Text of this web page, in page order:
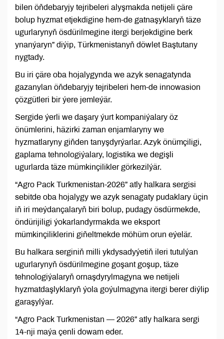
bilen öňdebaryjy tejribeleri alyşmakda netijeli çäre
bolup hyzmat etjekdigine hem-de gatnaşyklaryň täze
ugurlarynyň ösdürilmegine itergi berjekdigine berk
ynanýaryn” diýip, Türkmenistanyň döwlet Baştutany
nygtady.
Bu iri çäre oba hojalygynda we azyk senagatynda
gazanylan öňdebaryjy tejribeleri hem-de innowasion
çözgütleri bir ýere jemleýär.
Sergide ýerli we daşary ýurt kompaniýalary öz
önümlerini, häzirki zaman enjamlaryny we
hyzmatlaryny giňden tanyşdyrýarlar. Azyk önümçiligi,
gaplama tehnologiýalary, logistika we degişli
ugurlarda täze mümkinçilikler görkezilýär.
“Agro Pack Turkmenistan-2026” atly halkara sergisi
sebitde oba hojalygy we azyk senagaty pudaklary üçin
iň iri meýdançalaryň biri bolup, pudagy ösdürmekde,
öndürijiligi ýokarlandyrmakda we eksport
mümkinçiliklerini giňeltmekde möhüm orun eýelär.
Bu halkara serginiň milli ykdysadyýetiň ileri tutulýan
ugurlarynyň ösdürilmegine goşant goşup, täze
tehnologiýalaryň ornaşdyrylmagyna we netijeli
hyzmatdaşlyklaryň ýola goýulmagyna itergi berer diýlip
garaşylýar.
“Agro Pack Turkmenistan — 2026” atly halkara sergi
14-nji maýa çenli dowam eder.